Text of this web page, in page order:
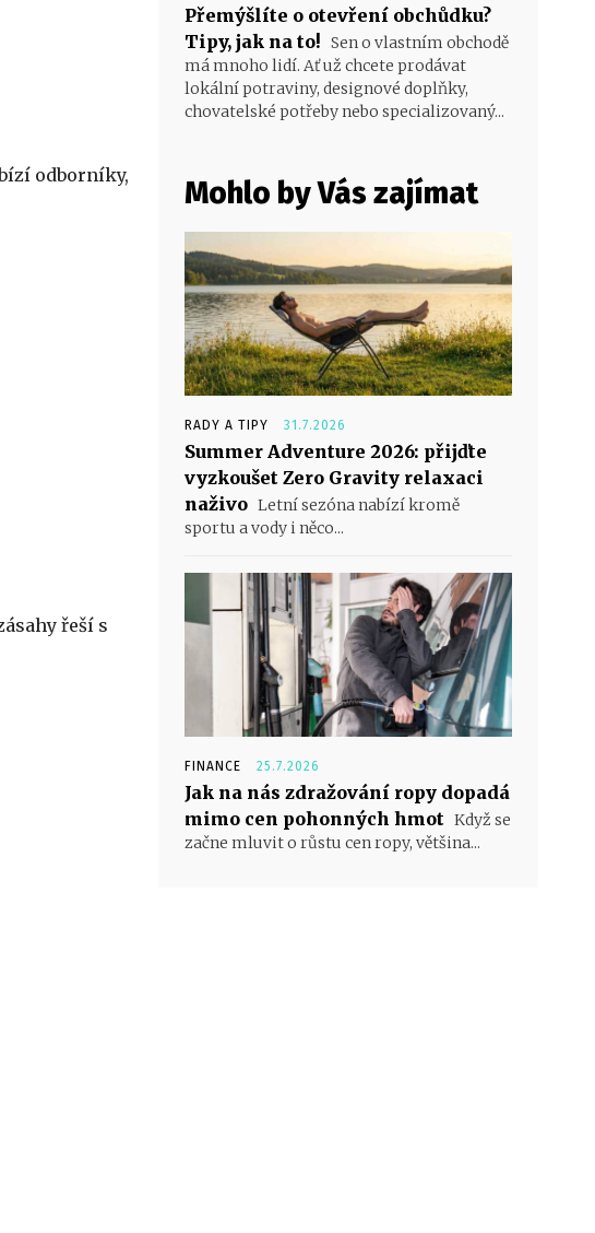
odborníky,
řeší s
Přemýšlíte o otevření obchůdku?
Tipy, jak na to! Sen o vlastním obchodě
má mnoho lidí. Ať už chcete prodávat
lokální potraviny, designové doplňky,
chovatelské potřeby nebo specializovaný...
Mohlo by Vás zajímat
RADY A TIPY 31.7.2026
Summer Adventure 2026: přijďte
vyzkoušet Zero Gravity relaxaci
naživo Letní sezóna nabízí kromě
sportu a vody i něco...
FINANCE 25.7.2026
Jak na nás zdražování ropy dopadá
mimo cen pohonných hmot Když se
začne mluvit o růstu cen ropy, většina...